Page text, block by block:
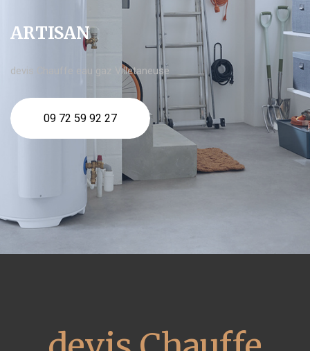
ARTISAN
devis Chauffe eau gaz Villetaneuse
09 72 59 92 27